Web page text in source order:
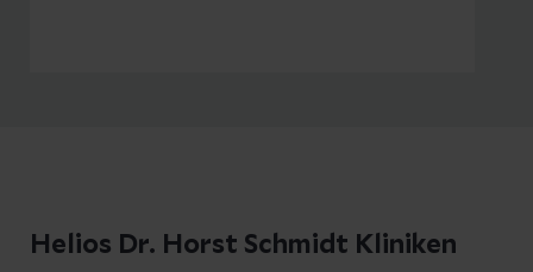
Helios Dr. Horst Schmidt Kliniken